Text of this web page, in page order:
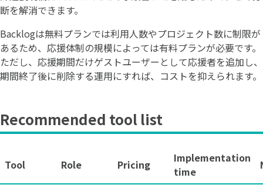
断を解消できます。
Backlogは無料プランでは利用人数やプロジェクト数に制限が
あるため、応援体制の規模によっては有料プランが必要です。
ただし、応援期間だけゲストユーザーとして応援者を追加し、
期間終了後に削除する運用にすれば、コストを抑えられます。
Recommended tool list
Tool Role Pricing
Implementation
time